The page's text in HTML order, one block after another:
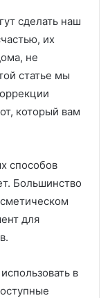
сделать наш
их
не
статье мы
который вам
способов
Большинство
для
в